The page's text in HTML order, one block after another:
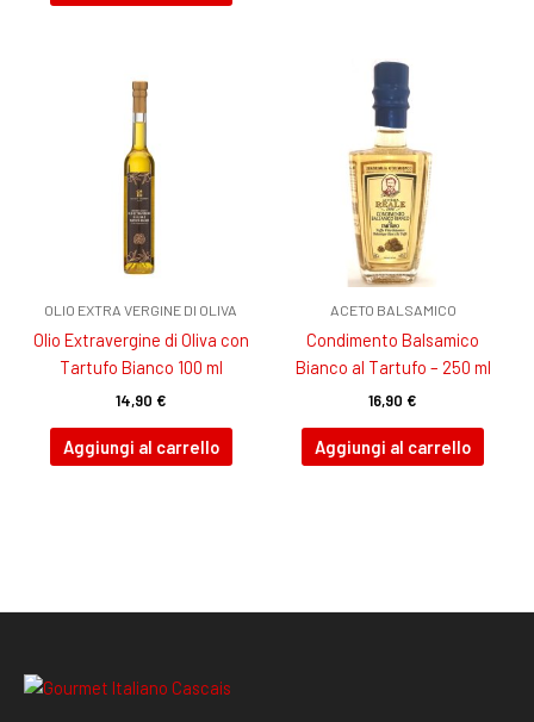
OLIO EXTRA VERGINE DI OLIVA
Olio Extravergine di Oliva con
Tartufo Bianco 100 ml
14,90 €
Aggiungi al carrello
ACETO BALSAMICO
Condimento Balsamico
Bianco al Tartufo – 250 ml
16,90 €
Aggiungi al carrello